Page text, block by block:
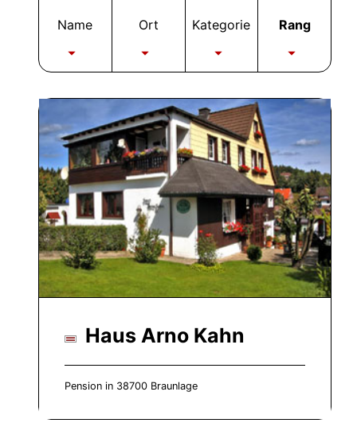
Name Ort Kategorie Rang
Haus Arno Kahn
Pension in 38700 Braunlage